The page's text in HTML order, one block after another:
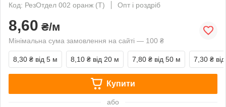
Код: РезОтдел 002 оранж (Т)
Опт і роздріб
8,60 ₴/м
Мінімальна сума замовлення на сайті — 100 ₴
8,30 ₴ від 5 м 8,10 ₴ від 20 м 7,80 ₴ від 50 м 7,30 ₴
Купити
або